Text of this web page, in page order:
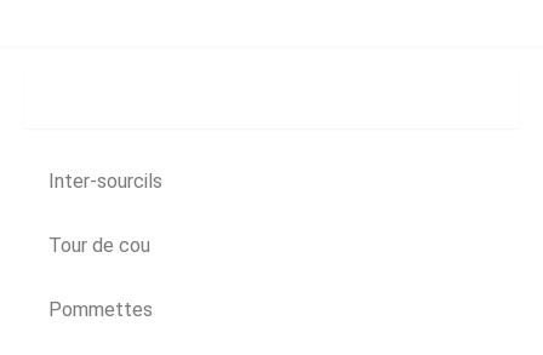
Inter-sourcils
Tour de cou
Pommettes